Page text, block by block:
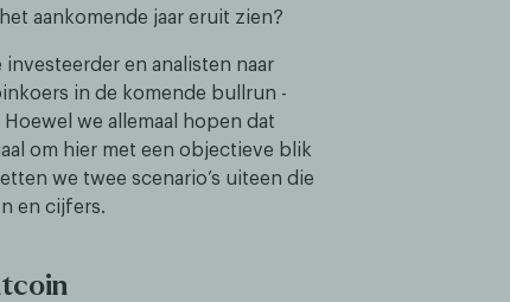
aankomende jaar eruit zien?
en analisten naar
in de komende bullrun -
we allemaal hopen dat
om hier met een objectieve blik
we twee scenario’s uiteen die
en cijfers.